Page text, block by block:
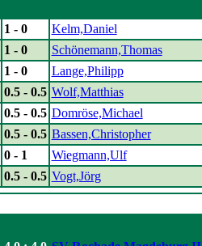
1 - 0 Kelm,Daniel
1 - 0 Schönemann,Thomas
1 - 0 Lange,Philipp
0.5 - 0.5 Wolf,Matthias
0.5 - 0.5 Domröse,Michael
0.5 - 0.5 Bassen,Christopher
0 - 1 Wiegmann,Ulf
0.5 - 0.5 Vogt,Jörg